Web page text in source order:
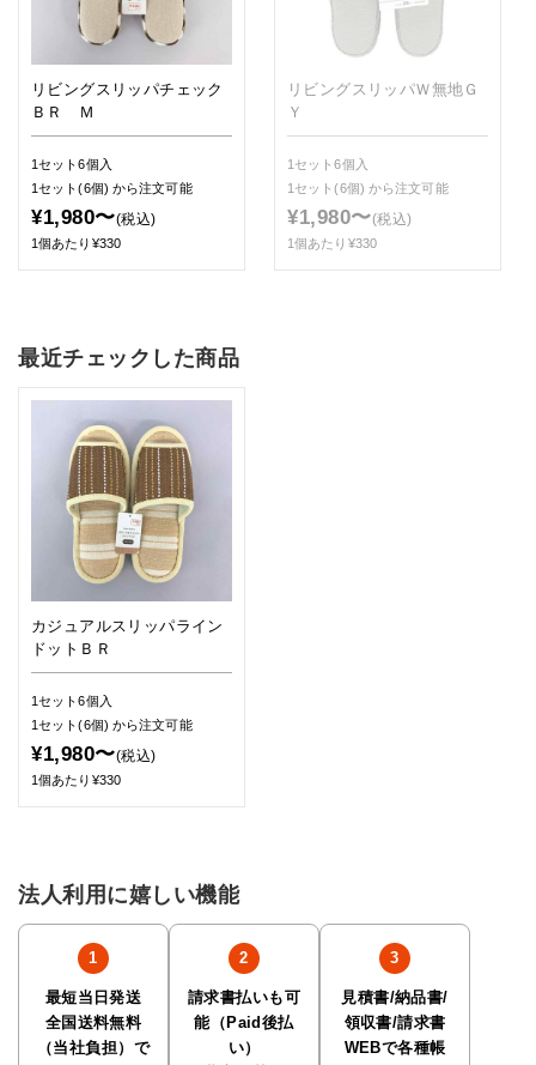
リビングスリッパチェック
ＢＲ Ｍ
1セット6個入
1セット(6個) から注文可能
¥1,980〜(税込)
1個あたり¥330
リビングスリッパＷ無地Ｇ
Ｙ
1セット6個入
1セット(6個) から注文可能
¥1,980〜(税込)
1個あたり¥330
最近チェックした商品
カジュアルスリッパライン
ドットＢＲ
1セット6個入
1セット(6個) から注文可能
¥1,980〜(税込)
1個あたり¥330
法人利用に嬉しい機能
最短当日発送
全国送料無料
（当社負担）で
請求書払いも可
能（Paid後払
い）
見積書/納品書/
領収書/請求書
WEBで各種帳